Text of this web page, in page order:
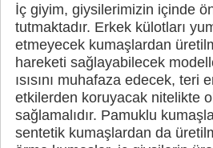
İç giyim, giysilerimizin içinde
tutmaktadır. Erkek külotları
etmeyecek kumaşlardan
hareketi sağlayabilecek
ısısını muhafaza edecek, teri
etkilerden koruyacak nitelikte
sağlamalıdır. Pamuklu
sentetik kumaşlardan da